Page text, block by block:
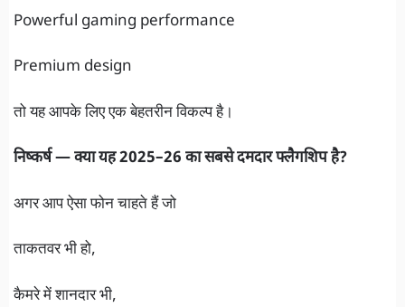
Powerful gaming performance
Premium design
तो यह आपके लिए एक बेहतरीन विकल्प है।
निष्कर्ष — क्या यह 2025–26 का सबसे दमदार फ्लैगशिप है?
अगर आप ऐसा फोन चाहते हैं जो
ताकतवर भी हो,
कैमरे में शानदार भी,